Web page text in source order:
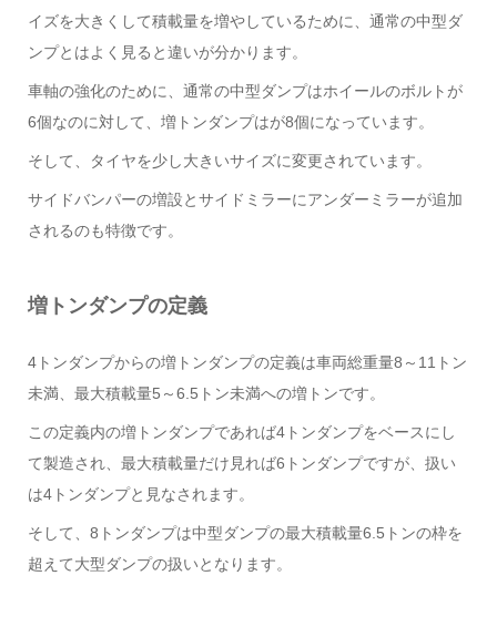
イズを大きくして積載量を増やしているために、通常の中型ダ
ンプとはよく見ると違いが分かります。
車軸の強化のために、通常の中型ダンプはホイールのボルトが
6個なのに対して、増トンダンプはが8個になっています。
そして、タイヤを少し大きいサイズに変更されています。
サイドバンパーの増設とサイドミラーにアンダーミラーが追加
されるのも特徴です。
増トンダンプの定義
4トンダンプからの増トンダンプの定義は車両総重量8～11トン
未満、最大積載量5～6.5トン未満への増トンです。
この定義内の増トンダンプであれば4トンダンプをベースにし
て製造され、最大積載量だけ見れば6トンダンプですが、扱い
は4トンダンプと見なされます。
そして、8トンダンプは中型ダンプの最大積載量6.5トンの枠を
超えて大型ダンプの扱いとなります。